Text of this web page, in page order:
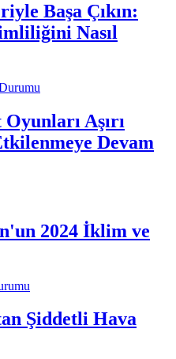
Başa Çıkın:
Nasıl
Aşırı
Devam
2024 İklim ve
Şiddetli Hava